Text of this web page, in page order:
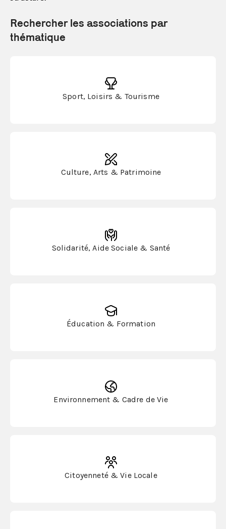
Rechercher les associations par
thématique
Sport, Loisirs & Tourisme
Culture, Arts & Patrimoine
Solidarité, Aide Sociale & Santé
Éducation & Formation
Environnement & Cadre de Vie
Citoyenneté & Vie Locale